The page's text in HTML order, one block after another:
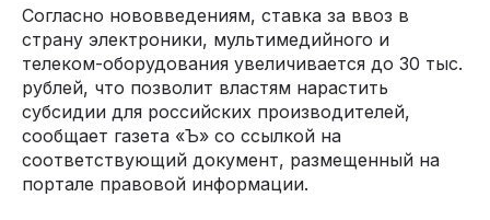
Согласно нововведениям, ставка за ввоз в
страну электроники, мультимедийного и
телеком-оборудования увеличивается до 30 тыс.
рублей, что позволит властям нарастить
субсидии для российских производителей,
сообщает газета «Ъ» со ссылкой на
соответствующий документ, размещенный на
портале правовой информации.